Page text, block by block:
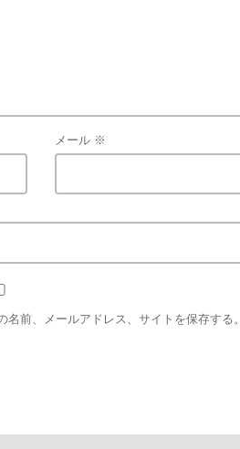
メール ※
前、メールアドレス、サイトを保存する。